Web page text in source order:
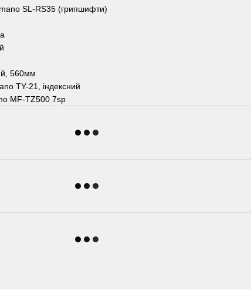
SL-RS35 (грипшифти)
560мм
TY-21, індексний
MF-TZ500 7sp